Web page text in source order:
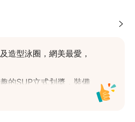
造型泳圈，網美最愛，
的SUP立式划槳，裝備